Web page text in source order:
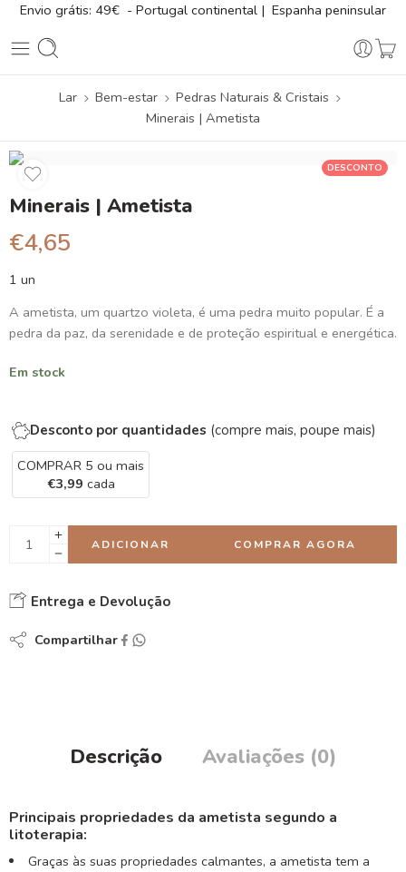
Envio grátis: 49€ - Portugal continental | Espanha peninsular
Lar Bem-estar
Pedras Naturais & Cristais
Minerais | Ametista
DESCONTO
Minerais | Ametista
€4,65
1 un
A ametista, um quartzo violeta, é uma pedra muito popular. É a
pedra da paz, da serenidade e de proteção espiritual e energética.
Em stock
Desconto por quantidades (compre mais, poupe mais)
COMPRAR 5 ou mais
€3,99 cada
ADICIONAR COMPRAR AGORA
Entrega e Devolução
Compartilhar
Descrição Avaliações (0)
Principais propriedades da ametista segundo a
litoterapia:
Graças às suas propriedades calmantes, a ametista tem a